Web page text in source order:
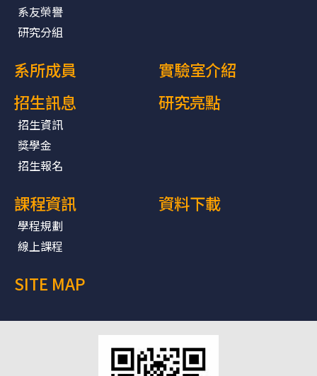
系友榮譽
研究分組
系所成員
實驗室介紹
招生訊息
招生資訊
獎學金
招生報名
研究亮點
課程資訊
學程規劃
線上課程
資料下載
SITE MAP